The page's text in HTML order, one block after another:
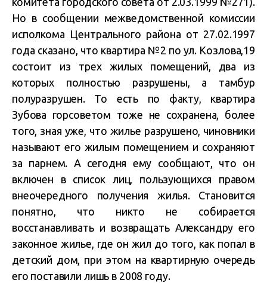
Но в сообщении межведомственной комиссии
исполкома Центрального района от 27.02.1997
года сказано, что квартира №2 по ул. Козлова,19
состоит из трех жилых помещений, два из
которых полностью разрушены, а тамбур
полуразрушен. То есть по факту, квартира
Зубова горсоветом тоже не сохранена, более
того, зная уже, что жилье разрушено, чиновники
называют его жилым помещением и сохраняют
за парнем. А сегодня ему сообщают, что он
включен в список лиц, пользующихся правом
внеочередного получения жилья. Становится
понятно, что никто не собирается
восстанавливать и возвращать Александру его
законное жилье, где он жил до того, как попал в
детский дом, при этом на квартирную очередь
его поставили лишь в 2008 году.